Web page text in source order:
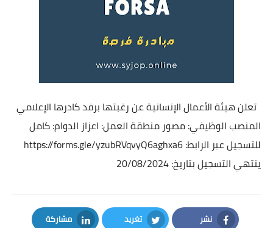
تعلن هيئة الأعمال الإنسانية عن رغبتها برفد كادرها الإعلامي
المنصب الوظيفي: مصور منطقة العمل: اعزاز الدوام: كامل
للتسجيل عبر الرابط:https://forms.gle/yzubRVqvyQ6aghxa6
ينتهي التسجيل بتاريخ: 20/08/2024
نشر تغريد مشاركة